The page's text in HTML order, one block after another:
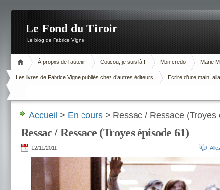
Le Fond du Tiroir
Le blog de Fabrice Vigne
À propos de l’auteur Coucou, je suis là ! Mon credo Marie
Les livres de Fabrice Vigne publiés chez d’autres éditeurs Ecrire d’une main,
Accueil > En cours > Ressac / Ressace (Troyes
Ressac / Ressace (Troyes épisode 61)
12/11/2011